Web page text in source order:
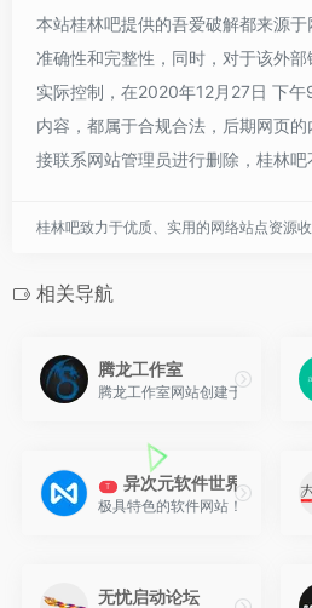
本站桂林吧提供的吾爱破解都来源
准确性和完整性，同时，对于该外
实际控制，在2020年12月27日 下
内容，都属于合规合法，后期网页
接联系网站管理员进行删除，桂林吧
桂林吧致力于优质、实用的网络站点资源收
相关导航
腾龙工作室
腾龙工作室网站创建于2017年
T 异次元软件世界
极具特色的软件网站！专注于推
无忧启动论坛